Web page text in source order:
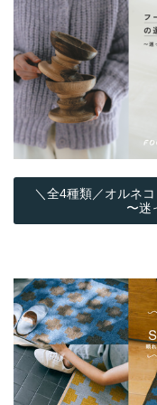
＼全4種類／オルネ
〜迷